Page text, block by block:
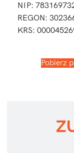
NIP:
REGON:
KRS:
Pobierz